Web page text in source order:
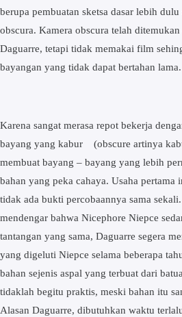
berupa pembuatan sketsa dasar lebih
obscura. Kamera obscura telah
Daguarre, tetapi tidak memakai film
bayangan yang tidak dapat bertahan lama.
Karena sangat merasa repot bekerja
bayang yang kabur (obscure artinya
membuat bayang – bayang yang lebih
bahan yang peka cahaya. Usaha pertama
tidak ada bukti percobaannya sama
mendengar bahwa Nicephore Niepce
tantangan yang sama, Daguarre segera
yang digeluti Niepce selama beberapa
bahan sejenis aspal yang terbuat dari
tidaklah begitu praktis, meski bahan itu
Alasan Daguarre, dibutuhkan waktu